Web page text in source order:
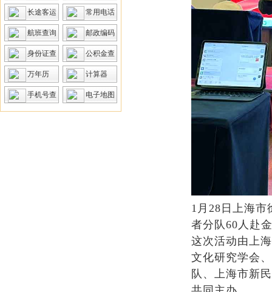
长途客运 常用电话
航班查询 邮政编码
身份证查
询
公积金查
询
万年历 计算器
手机号查
询
电子地图
1月28日上海
者分队60人赴
这次活动由上
文化研究学会
队、上海市新